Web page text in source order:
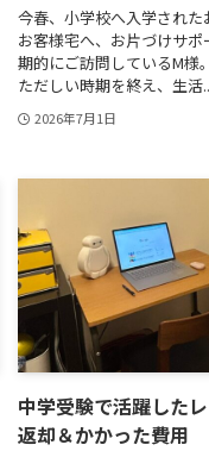
今春、小学校へ入学され
お客様宅へ、お片づけサ
期的にご訪問しているM様
ただしい時期を終え、生活
2026年7月1日
中学受験で活躍した
返却＆かかった費用